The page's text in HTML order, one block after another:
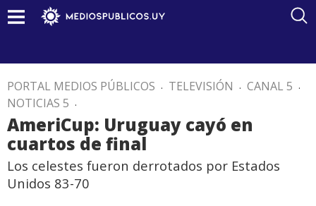
PORTAL MEDIOS PÚBLICOS . TELEVISIÓN . CANAL 5 .
NOTICIAS 5 .
AmeriCup: Uruguay cayó en
cuartos de final
Los celestes fueron derrotados por Estados
Unidos 83-70